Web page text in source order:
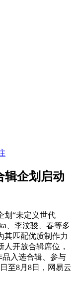
辑企划启动
划“未定义世代
、李汶骏、春等多
其匹配优质制作力
开放合辑席位，
入选合辑、参与
至8月8日，网易云